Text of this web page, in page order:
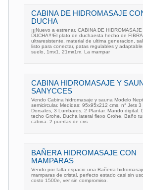
CABINA DE HIDROMASAJE
DUCHA
¡¡¡Nuevo a estrenar, CABINA DE
DUCHA!!!El plato de duchaesta hecho de FIBRA
ultraresistente, material de ultima generacion,
listo para conectar, patas regulables y
suelo, 1mx1. 21mx1m. La mampar
CABINA HIDROMASAJE Y
SANYCCES
Vendo Cabina hidromasaje y sauna Modelo
semicircular. Medidas: 95x95x212 cms. n° Jets 3
Dorsales, 3 Lumbares, 2 Plantar. Mando digital.
techo Grohe. Ducha lateral flexo Grohe. Baño
cabina. 2 puertas de cris
BAÑERA HIDROMASAJE CON
MAMPARAS
Vendo por falta espacio una Bañerra
mamparas de cristal, perfecto estado casi sin
costo 1500e, ver sin compromiso.